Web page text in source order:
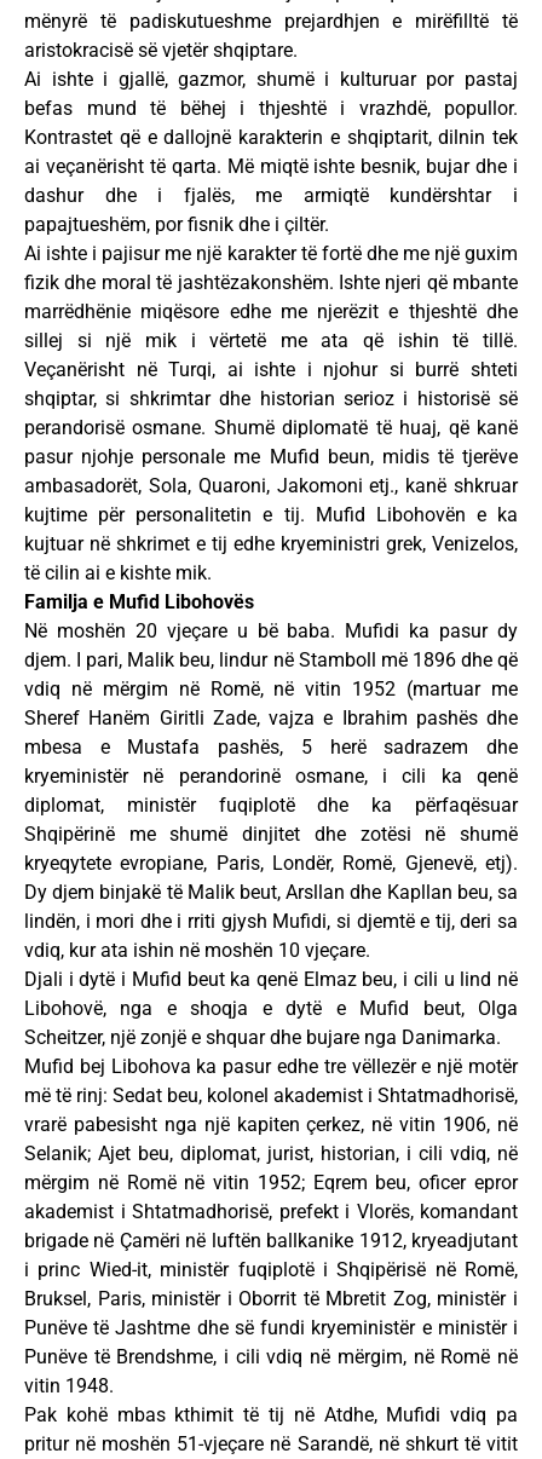
mënyrë të padiskutueshme prejardhjen e mirëfilltë të
aristokracisë së vjetër shqiptare.
Ai ishte i gjallë, gazmor, shumë i kulturuar por pastaj
befas mund të bëhej i thjeshtë i vrazhdë, popullor.
Kontrastet që e dallojnë karakterin e shqiptarit, dilnin tek
ai veçanërisht të qarta. Më miqtë ishte besnik, bujar dhe i
dashur dhe i fjalës, me armiqtë kundërshtar i
papajtueshëm, por fisnik dhe i çiltër.
Ai ishte i pajisur me një karakter të fortë dhe me një guxim
fizik dhe moral të jashtëzakonshëm. Ishte njeri që mbante
marrëdhënie miqësore edhe me njerëzit e thjeshtë dhe
sillej si një mik i vërtetë me ata që ishin të tillë.
Veçanërisht në Turqi, ai ishte i njohur si burrë shteti
shqiptar, si shkrimtar dhe historian serioz i historisë së
perandorisë osmane. Shumë diplomatë të huaj, që kanë
pasur njohje personale me Mufid beun, midis të tjerëve
ambasadorët, Sola, Quaroni, Jakomoni etj., kanë shkruar
kujtime për personalitetin e tij. Mufid Libohovën e ka
kujtuar në shkrimet e tij edhe kryeministri grek, Venizelos,
të cilin ai e kishte mik.
Familja e Mufid Libohovës
Në moshën 20 vjeçare u bë baba. Mufidi ka pasur dy
djem. I pari, Malik beu, lindur në Stamboll më 1896 dhe që
vdiq në mërgim në Romë, në vitin 1952 (martuar me
Sheref Hanëm Giritli Zade, vajza e Ibrahim pashës dhe
mbesa e Mustafa pashës, 5 herë sadrazem dhe
kryeministër në perandorinë osmane, i cili ka qenë
diplomat, ministër fuqiplotë dhe ka përfaqësuar
Shqipërinë me shumë dinjitet dhe zotësi në shumë
kryeqytete evropiane, Paris, Londër, Romë, Gjenevë, etj).
Dy djem binjakë të Malik beut, Arsllan dhe Kapllan beu, sa
lindën, i mori dhe i rriti gjysh Mufidi, si djemtë e tij, deri sa
vdiq, kur ata ishin në moshën 10 vjeçare.
Djali i dytë i Mufid beut ka qenë Elmaz beu, i cili u lind në
Libohovë, nga e shoqja e dytë e Mufid beut, Olga
Scheitzer, një zonjë e shquar dhe bujare nga Danimarka.
Mufid bej Libohova ka pasur edhe tre vëllezër e një motër
më të rinj: Sedat beu, kolonel akademist i Shtatmadhorisë,
vrarë pabesisht nga një kapiten çerkez, në vitin 1906, në
Selanik; Ajet beu, diplomat, jurist, historian, i cili vdiq, në
mërgim në Romë në vitin 1952; Eqrem beu, oficer epror
akademist i Shtatmadhorisë, prefekt i Vlorës, komandant
brigade në Çamëri në luftën ballkanike 1912, kryeadjutant
i princ Wied-it, ministër fuqiplotë i Shqipërisë në Romë,
Bruksel, Paris, ministër i Oborrit të Mbretit Zog, ministër i
Punëve të Jashtme dhe së fundi kryeministër e ministër i
Punëve të Brendshme, i cili vdiq në mërgim, në Romë në
vitin 1948.
Pak kohë mbas kthimit të tij në Atdhe, Mufidi vdiq pa
pritur në moshën 51-vjeçare në Sarandë, në shkurt të vitit